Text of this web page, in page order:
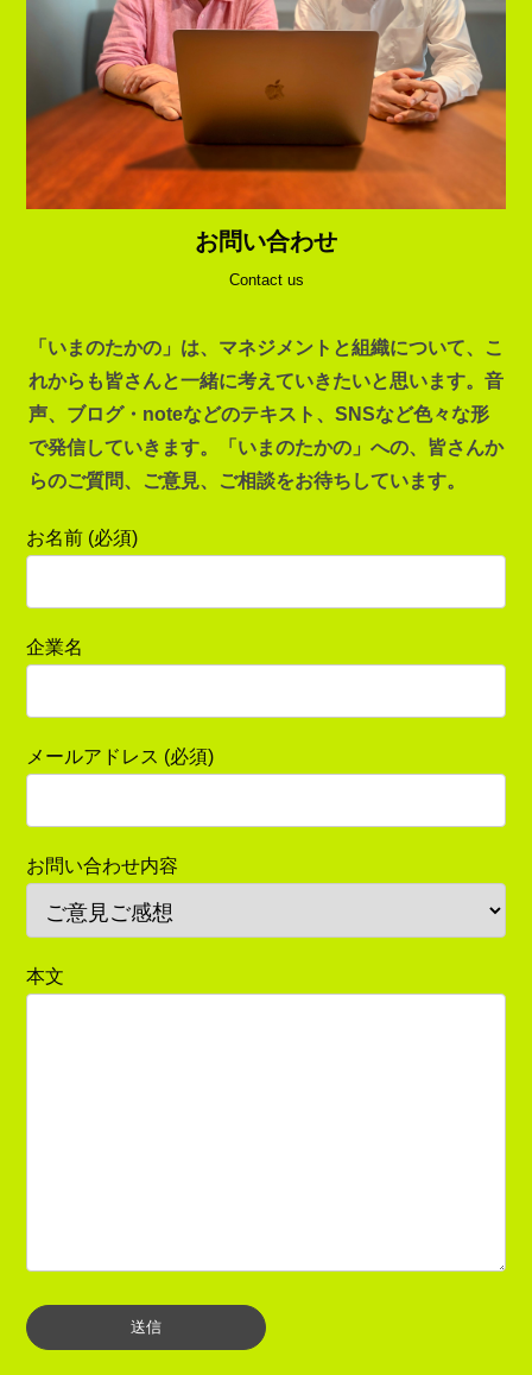
お問い合わせ
Contact us
「いまのたかの」は、マネジメントと組織について、こ
れからも皆さんと一緒に考えていきたいと思います。音
声、ブログ・noteなどのテキスト、SNSなど色々な形
で発信していきます。「いまのたかの」への、皆さんか
らのご質問、ご意見、ご相談をお待ちしています。
お名前 (必須)
企業名
メールアドレス (必須)
お問い合わせ内容
本文